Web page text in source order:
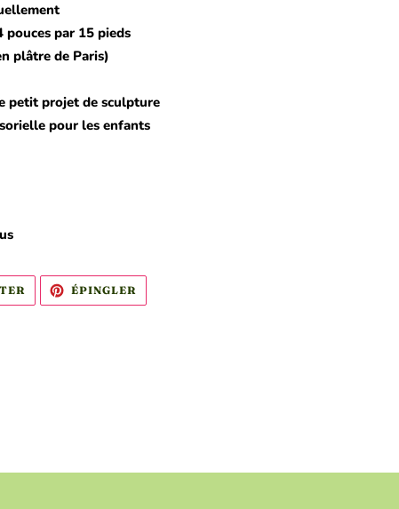
pouces par 15 pieds
plâtre de Paris)
petit projet de sculpture
pour les enfants
TWEETER
SUR
TWITTER
ÉPINGLER
PINTEREST